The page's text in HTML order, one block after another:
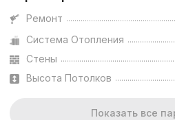
Ремонт
Система Отопления
Стены
Высота Потолков
Показать все